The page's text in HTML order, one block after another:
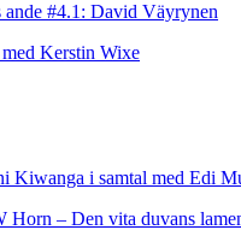
ande #4.1: David Väyrynen
Kerstin Wixe
Kiwanga i samtal med Edi
Horn – Den vita duvans